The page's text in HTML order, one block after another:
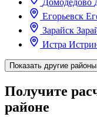
Домодедово
Егорьевск
Зарайск
Истра
Показать другие районы
Получите
районе